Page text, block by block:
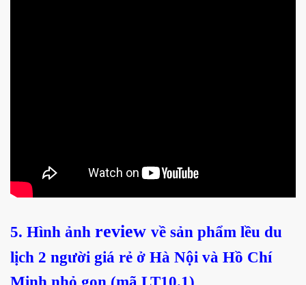
5. Hình ảnh review về sản phẩm lều du
lịch 2 người giá rẻ ở Hà Nội và Hồ Chí